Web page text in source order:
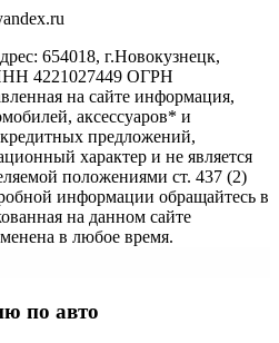
654018, г.Новокузнецк,
4221027449 ОГРН
на сайте информация,
аксессуаров* и
предложений,
характер и не является
положениями ст. 437 (2)
информации обращайтесь в
на данном сайте
в любое время.
по авто